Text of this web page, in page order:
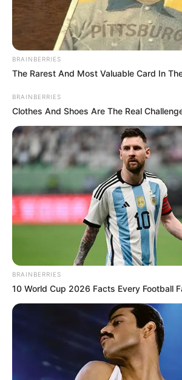
Serem! 9 Chat Ojek Online &
Pelanggan Ini Bikin Auto
Merinding
Bikin Ngakak, 10 Potret
Cosplay Murah Pakai Bahan
Seadanya
BRAINBERRIES
The Rarest And Most Valuable Card In
BRAINBERRIES
Clothes And Shoes Are The Real
BRAINBERRIES
10 World Cup 2026 Facts Every Football